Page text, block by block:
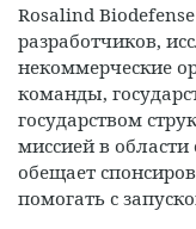
Rosalind
разработчиков,
некоммерческие
команды,
государством
миссией в
обещает
помогать с